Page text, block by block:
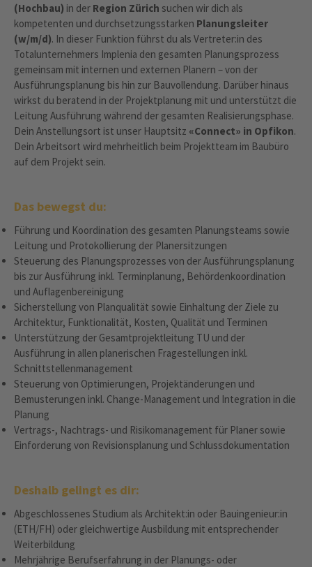
(Hochbau) in der Region Zürich suchen wir dich als
kompetenten und durchsetzungsstarken Planungsleiter
(w/m/d). In dieser Funktion führst du als Vertreter:in des
Totalunternehmers Implenia den gesamten Planungsprozess
gemeinsam mit internen und externen Planern – von der
Ausführungsplanung bis hin zur Bauvollendung. Darüber hinaus
wirkst du beratend in der Projektplanung mit und unterstützt die
Leitung Ausführung während der gesamten Realisierungsphase.
Dein Anstellungsort ist unser Hauptsitz «Connect» in Opfikon.
Dein Arbeitsort wird mehrheitlich beim Projektteam im Baubüro
auf dem Projekt sein.
Das bewegst du:
Führung und Koordination des gesamten Planungsteams sowie
Leitung und Protokollierung der Planersitzungen
Steuerung des Planungsprozesses von der Ausführungsplanung
bis zur Ausführung inkl. Terminplanung, Behördenkoordination
und Auflagenbereinigung
Sicherstellung von Planqualität sowie Einhaltung der Ziele zu
Architektur, Funktionalität, Kosten, Qualität und Terminen
Unterstützung der Gesamtprojektleitung TU und der
Ausführung in allen planerischen Fragestellungen inkl.
Schnittstellenmanagement
Steuerung von Optimierungen, Projektänderungen und
Bemusterungen inkl. Change‑Management und Integration in die
Planung
Vertrags‑, Nachtrags‑ und Risikomanagement für Planer sowie
Einforderung von Revisionsplanung und Schlussdokumentation
Deshalb gelingt es dir:
Abgeschlossenes Studium als Architekt:in oder Bauingenieur:in
(ETH/FH) oder gleichwertige Ausbildung mit entsprechender
Weiterbildung
Mehrjährige Berufserfahrung in der Planungs‑ oder